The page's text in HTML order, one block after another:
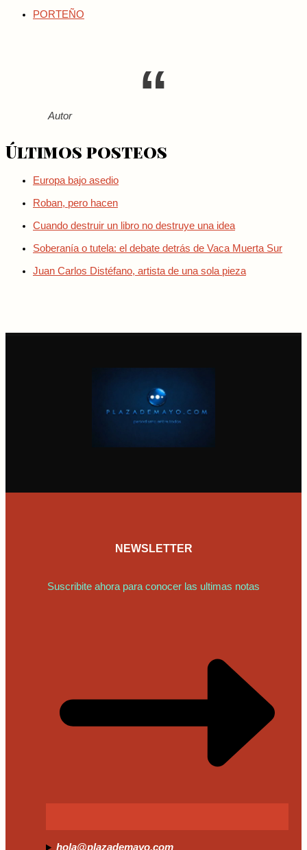
PORTEÑO
Autor
Últimos posteos
Europa bajo asedio
Roban, pero hacen
Cuando destruir un libro no destruye una idea
Soberanía o tutela: el debate detrás de Vaca Muerta Sur
Juan Carlos Distéfano, artista de una sola pieza
NEWSLETTER
Suscribite ahora para conocer las ultimas notas
hola@plazademayo.com